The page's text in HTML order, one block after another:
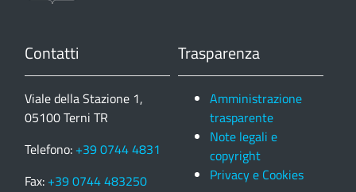
Contatti
Viale della Stazione 1,
05100 Terni TR
Telefono: +39 0744 4831
Fax: +39 0744 483250
Trasparenza
Amministrazione
trasparente
Note legali e
copyright
Privacy e Cookies